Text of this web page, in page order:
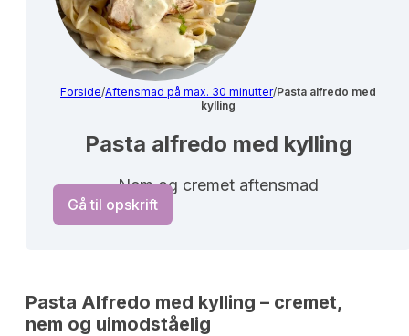
Forside/Aftensmad på max. 30 minutter/Pasta alfredo med
kylling
Pasta alfredo med kylling
Nem og cremet aftensmad
Gå til opskrift
Pasta Alfredo med kylling – cremet,
nem og uimodståelig